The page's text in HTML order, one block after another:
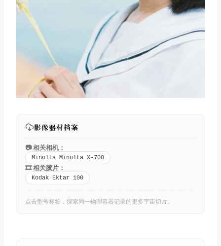
影像器材档案
📷 相关相机：
Minolta Minolta X-700
🎞️ 相关胶片 ：
Kodak Ektar 100
点击型号标签，探索同一物理容器记录的更多宇宙切片。